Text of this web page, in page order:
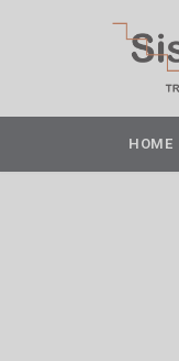
HOME